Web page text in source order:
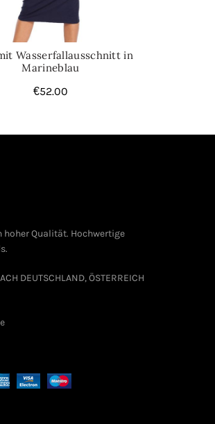
Wasserfallausschnitt in
Marineblau
€52.00
Qualität. Hochwertige
DEUTSCHLAND, ÖSTERREICH